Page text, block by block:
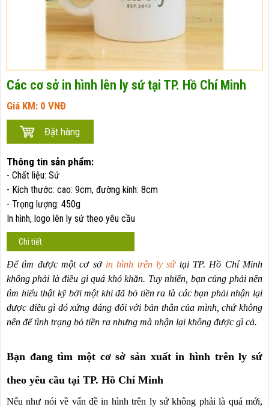
Các cơ sở in hình lên ly sứ tại TP. Hồ Chí Minh
Giá KM: 0 VNĐ
Thông tin sản phẩm:
- Chất liệu: Sứ
- Kích thước: cao: 9cm, đường kính: 8cm
- Trọng lượng: 450g
In hình, logo lên ly sứ theo yêu cầu
Chi tiết
Để tìm được một cơ sở in hình trên ly sứtại TP. Hồ Chí Minh
không phải là điều gì quá khó khăn. Tuy nhiên, bạn củng phải nên
tìm hiểu thật kỹ bởi một khi đã bỏ tiền ra là các bạn phải nhận lại
được điều gì đó xứng đáng đối với bản thân của mình, chứ không
nên để tình trạng bỏ tiền ra nhưng mà nhận lại không được gì cả.
Bạn đang tìm một cơ sở sản xuất in hình trên ly sứ
theo yêu cầu tại TP. Hồ Chí Minh
Nếu như nói về vấn đề in hình trên ly sứ không phải là quá mới,